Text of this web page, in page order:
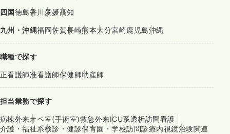
四国徳島香川愛媛高知
九州・沖縄福岡佐賀長崎熊本大分宮崎鹿児島沖縄
職種で探す
正看護師准看護師保健師助産師
担当業務で探す
病棟外来オペ室(手術室)救急外来ICU系透析訪問看護
介護・福祉系検診・健診保育園・学校訪問診療内視鏡治験関連